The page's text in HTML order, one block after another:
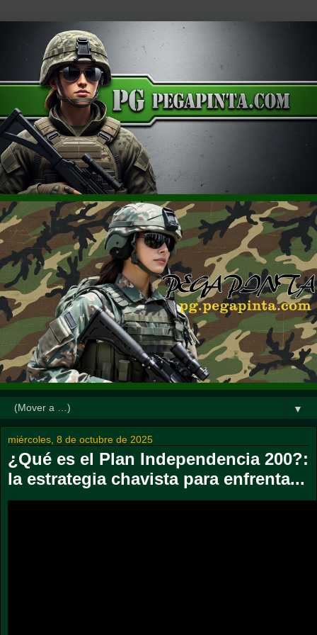
▼
miércoles, 8 de octubre de 2025
¿Qué es el Plan Independencia 200?:
la estrategia chavista para enfrenta...